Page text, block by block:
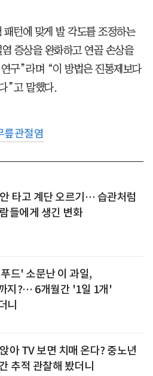
턴에 맞게 발 각도를 조정하는
증상을 완화하고 연골 손상을
구”라며 “이 방법은 진통제보다
”고 말했다.
릎관절염
타고 계단 오르기… 습관처럼
들에게 생긴 변화
드' 소문난 이 과일,
지?… 6개월간 '1일 1개'
니
아 TV 보면 치매 온다? 중노년
추적 관찰해 봤더니